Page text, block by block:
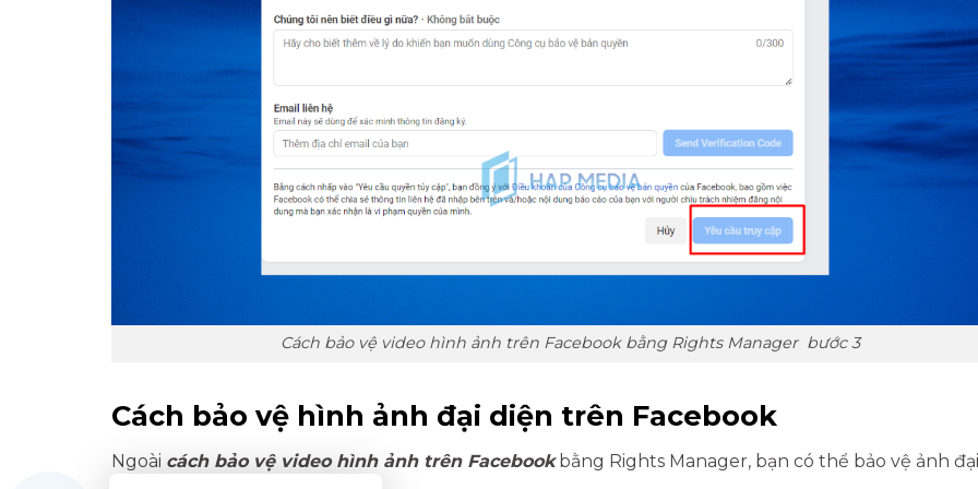
Cách bảo vệ video hình ảnh trên Facebook bằng Rights Manager bước 3
Cách bảo vệ hình ảnh đại diện trên Facebook
Ngoài cách bảo vệ video hình ảnh trên Facebookbằng Rights Manager, bạn có thể bảo vệ ảnh